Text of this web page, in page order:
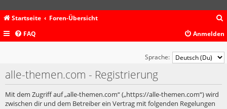
Startseite Foren-Übersicht
c
FAQ Anmelden
Sprache:
alle-themen.com - Registrierung
Mit dem Zugriff auf „alle-themen.com“ („https://alle-themen.com“) wird
zwischen dir und dem Betreiber ein Vertrag mit folgenden Regelungen